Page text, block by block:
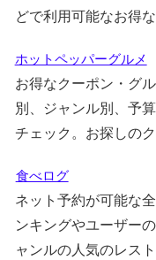
どで利用可能なお得
ホットペッパーグルメ
お得なクーポン・グ
別、ジャンル別、予
チェック。お探しの
食べログ
ネット予約が可能な
ンキングやユーザー
ャンルの人気のレス